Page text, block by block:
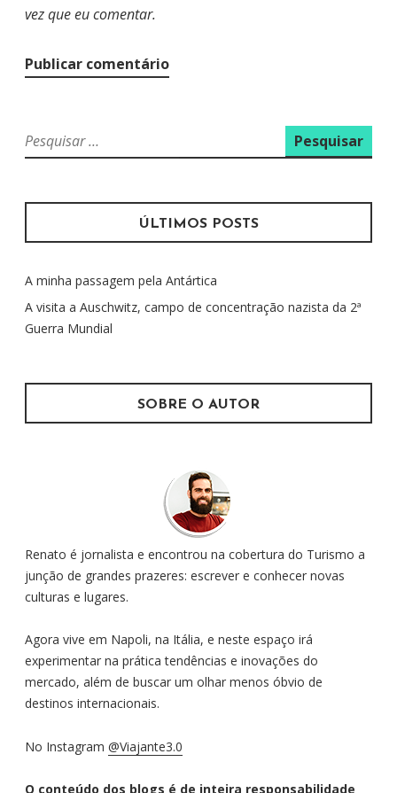
vez que eu comentar.
P
e
q
i
a
r
p
ÚLTIMOS POSTS
A minha passagem pela Antártica
A visita a Auschwitz, campo de concentração nazista da 2ª
Guerra Mundial
SOBRE O AUTOR
Renato é jornalista e encontrou na cobertura do Turismo a
junção de grandes prazeres: escrever e conhecer novas
culturas e lugares.
Agora vive em Napoli, na Itália, e neste espaço irá
experimentar na prática tendências e inovações do
mercado, além de buscar um olhar menos óbvio de
destinos internacionais.
No Instagram @Viajante3.0
O conteúdo dos blogs é de inteira responsabilidade